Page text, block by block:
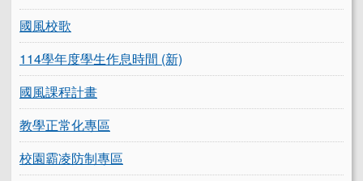
國風校歌
114學年度學生作息時間 (新)
國風課程計畫
教學正常化專區
校園霸凌防制專區